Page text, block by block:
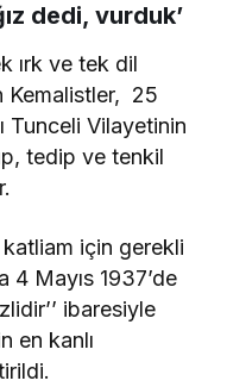
dedi, vurduk’
ırk ve tek dil
Kemalistler, 25
Tunceli Vilayetinin
tedip ve tenkil
katliam için gerekli
4 Mayıs 1937’de
ibaresiyle
en kanlı